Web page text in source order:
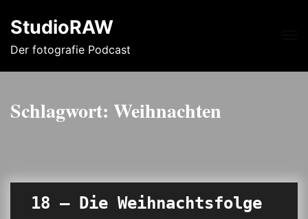
StudioRAW
Der fotografie Podcast
Schlagwort: Weihnachten
18 – Die Weihnachtsfolge